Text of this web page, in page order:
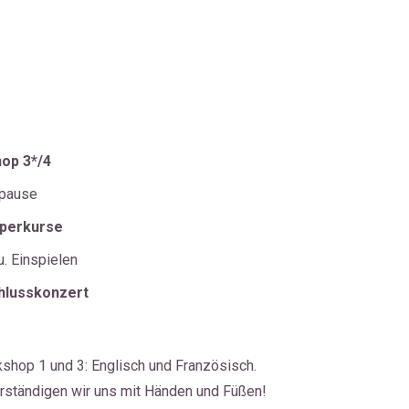
3*/4
Einspielen
1 und 3: Englisch und Französisch.
wir uns mit Händen und Füßen!